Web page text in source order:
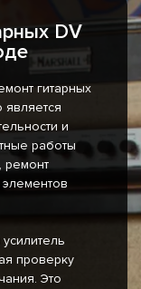
DV
гитарных
является
и
работы
ремонт
проверку
Это